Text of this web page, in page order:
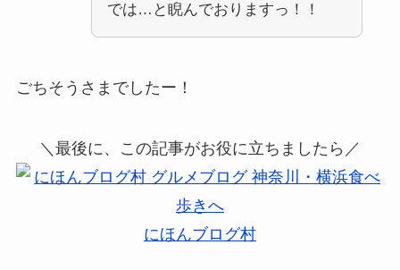
では…と睨んでおりますっ！！
ごちそうさまでしたー！
＼最後に、この記事がお役に立ちましたら／
にほんブログ村